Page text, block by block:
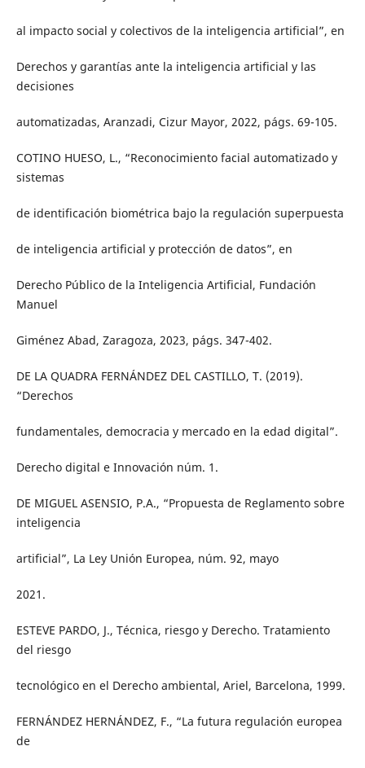
al impacto social y colectivos de la inteligencia artificial”, en
Derechos y garantías ante la inteligencia artificial y las
decisiones
automatizadas, Aranzadi, Cizur Mayor, 2022, págs. 69-105.
COTINO HUESO, L., “Reconocimiento facial automatizado y
sistemas
de identificación biométrica bajo la regulación superpuesta
de inteligencia artificial y protección de datos”, en
Derecho Público de la Inteligencia Artificial, Fundación
Manuel
Giménez Abad, Zaragoza, 2023, págs. 347-402.
DE LA QUADRA FERNÁNDEZ DEL CASTILLO, T. (2019).
“Derechos
fundamentales, democracia y mercado en la edad digital”.
Derecho digital e Innovación núm. 1.
DE MIGUEL ASENSIO, P.A., “Propuesta de Reglamento sobre
inteligencia
artificial”, La Ley Unión Europea, núm. 92, mayo
2021.
ESTEVE PARDO, J., Técnica, riesgo y Derecho. Tratamiento
del riesgo
tecnológico en el Derecho ambiental, Ariel, Barcelona, 1999.
FERNÁNDEZ HERNÁNDEZ, F., “La futura regulación europea
de